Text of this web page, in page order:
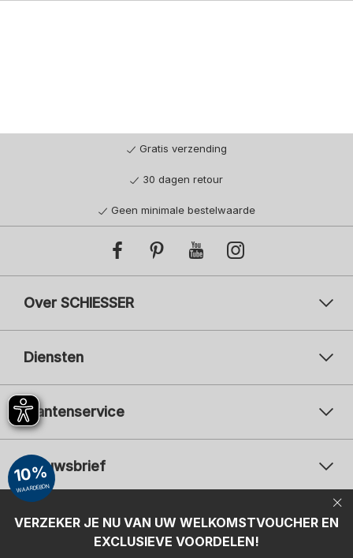
Gratis verzending
30 dagen retour
Geen minimale bestelwaarde
Over SCHIESSER
Diensten
Klantenservice
Nieuwsbrief
Uw
Uw e-mailadres
Aanmelden
Betaalwijzen
VERZEKER JE NU VAN UW WELKOMSTVOUCHER EN
EXCLUSIEVE VOORDELEN!
10%
WAARDEBON